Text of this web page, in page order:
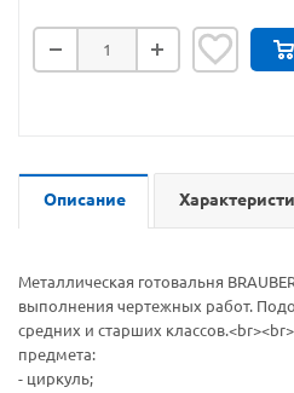
Описание
Металлическая готовальня
выполнения чертежных работ.
средних и старших
предмета:
- циркуль;